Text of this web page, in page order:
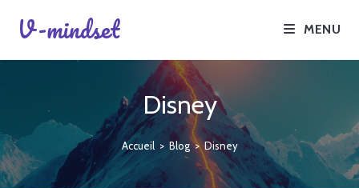
V-mindset MENU
Disney
Accueil > Blog > Disney